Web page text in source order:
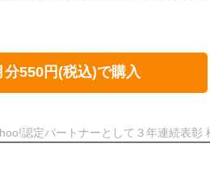
分550円(税込)で購入
認定パートナーとして３年連続表彰